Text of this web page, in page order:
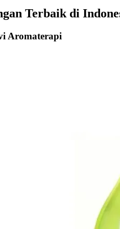
Terbaik di
Aromaterapi